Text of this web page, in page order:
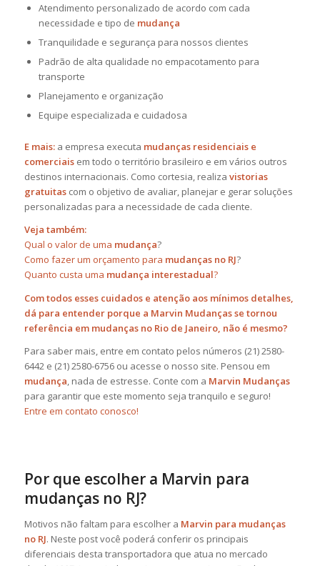
Atendimento personalizado de acordo com cada
necessidade e tipo de mudança
Tranquilidade e segurança para nossos clientes
Padrão de alta qualidade no empacotamento para
transporte
Planejamento e organização
Equipe especializada e cuidadosa
E mais: a empresa executa mudanças residenciais e
comerciaisem todo o território brasileiro e em vários outros
destinos internacionais. Como cortesia, realiza vistorias
gratuitascom o objetivo de avaliar, planejar e gerar soluções
personalizadas para a necessidade de cada cliente.
Veja também:
Qual o valor de uma mudança?
Como fazer um orçamento para mudanças no RJ?
Quanto custa uma mudança interestadual?
Com todos esses cuidados e atenção aos mínimos detalhes,
dá para entender porque a Marvin Mudanças se tornou
referência em mudanças no Rio de Janeiro, não é mesmo?
Para saber mais, entre em contato pelos números (21) 2580-
6442 e (21) 2580-6756 ou acesse o nosso site. Pensou em
mudança , nada de estresse. Conte com a Marvin Mudanças
para garantir que este momento seja tranquilo e seguro!
Entre em contato conosco!
Por que escolher a Marvin para
mudanças no RJ?
Motivos não faltam para escolher a Marvin para mudanças
no RJ. Neste post você poderá conferir os principais
diferenciais desta transportadora que atua no mercado